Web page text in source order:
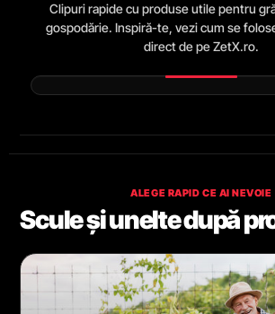
Clipuri rapide cu produse utile pentru
gospodărie. Inspiră-te, vezi cum se
direct de pe ZetX.ro.
ALEGE RAPID CE AI NEVOIE
Scule și unelte după